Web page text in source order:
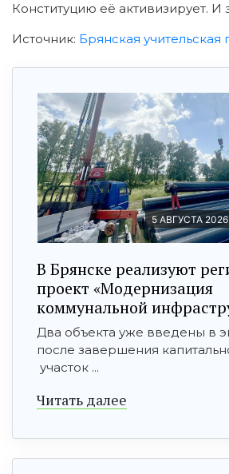
Конституцию её активизирует.
Источник: Брянская учительская
5 АВГУСТА
В Брянске реализуют
проект «Модернизация
коммунальной
Два объекта уже введены в
после завершения
участок ...
Читать далее